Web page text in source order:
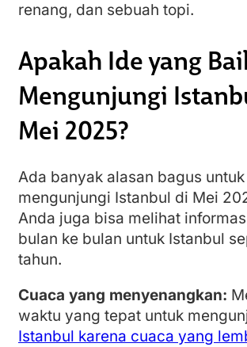
renang, dan sebuah topi.
Apakah Ide yang
Mengunjungi
Mei 2025?
Ada banyak alasan bagus untuk
mengunjungi Istanbul di Mei
Anda juga bisa melihat
bulan ke bulan untuk Istanbul
tahun.
Cuaca yang menyenangkan:
waktu yang tepat untuk
Istanbul karena cuaca yang